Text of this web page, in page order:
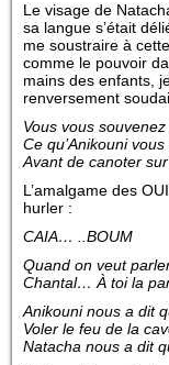
Le visage de
sa langue s’était
me soustraire à
comme le pouvoir
mains des enfants,
renversement
Vous vous
Ce qu’Anikouni
Avant de canoter
L’amalgame des
hurler :
CAIA… ..BOUM
Quand on veut
Chantal… À toi la
Anikouni nous a dit
Voler le feu de la
Natacha nous a dit